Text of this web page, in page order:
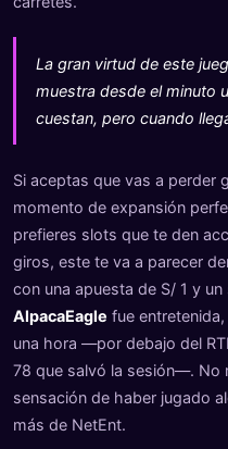
La gran virtud de este
muestra desde el minuto
cuestan, pero cuando
Si aceptas que vas a perder
momento de expansión
prefieres slots que te den
giros, este te va a parecer
con una apuesta de S/ 1 y
AlpacaEagle fue
una hora —por debajo del
78 que salvó la sesión—. No
sensación de haber jugado
más de NetEnt.